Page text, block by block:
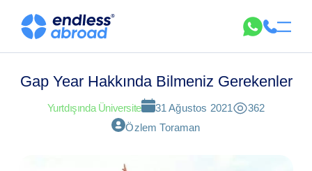
Gap Year Hakkında Bilmeniz Gerekenler
Yurtdışında Üniversite 31 Ağustos 2021
362
Özlem Toraman